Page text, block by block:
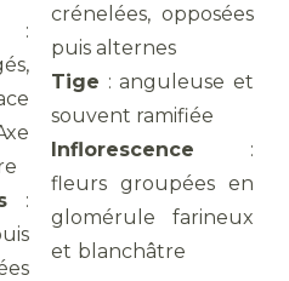
:
crénelées, opposées
puis alternes
Tige : anguleuse et
souvent ramifiée
Inflorescence :
fleurs groupées en
glomérule farineux
et blanchâtre